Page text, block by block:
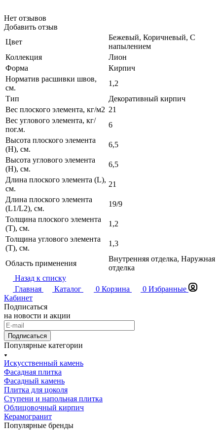
Нет отзывов
Добавить отзыв
Цвет
Бежевый, Коричневый, С
напылением
Коллекция
Лион
Форма
Кирпич
Норматив расшивки швов,
см.
1,2
Тип
Декоративный кирпич
Вес плоского элемента, кг/м2 21
Вес углового элемента, кг/
пог.м.
6
Высота плоского элемента
(H), см.
6,5
Высота углового элемента
(H), см.
6,5
Длина плоского элемента (L),
см.
21
Длина плоского элемента
(L1/L2), см.
19/9
Толщина плоского элемента
(T), см.
1,2
Толщина углового элемента
(T), см.
1,3
Область применения
Внутренняя отделка, Наружная
отделка
Назад к списку
Главная
Каталог 0 Корзина 0 Избранные
Кабинет
Подписаться
на новости и акции
Подписаться
Популярные категории
Искусственный камень
Фасадная плитка
Фасадный камень
Плитка для цоколя
Ступени и напольная плитка
Облицовочный кирпич
Керамогранит
Популярные бренды